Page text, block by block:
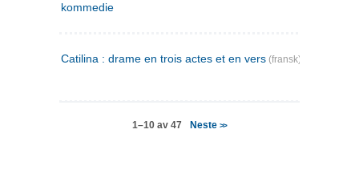
kommedie
Catilina : drame en trois actes et en vers (fransk)
1–10 av 47 Neste>>